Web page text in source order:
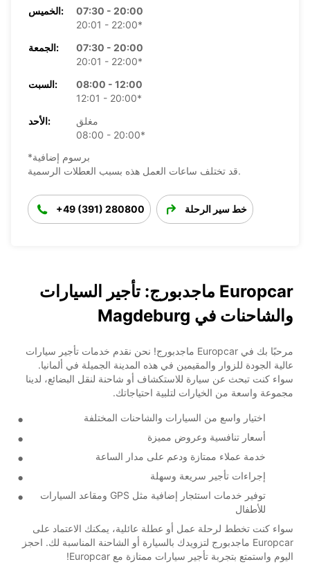
الخميس:
07:30 - 20:00
20:01 - 22:00*
الجمعة:
07:30 - 20:00
20:01 - 22:00*
السبت:
08:00 - 12:00
12:01 - 20:00*
الأحد:
مغلق
08:00 - 20:00*
*برسوم إضافية
قد تختلف ساعات العمل هذه بسبب العطلات الرسمية.
+49 (391) 280800 خط سير الرحلة
Europcar ماجدبورج: تأجير السيارات
والشاحنات في Magdeburg
مرحبًا بك في Europcar ماجدبورج! نحن نقدم خدمات تأجير سيارات
عالية الجودة للزوار والمقيمين في هذه المدينة الجميلة في ألمانيا.
سواء كنت تبحث عن سيارة للاستكشاف أو شاحنة لنقل البضائع، لدينا
مجموعة واسعة من الخيارات لتلبية احتياجاتك.
اختيار واسع من السيارات والشاحنات المختلفة
أسعار تنافسية وعروض مميزة
خدمة عملاء ممتازة ودعم على مدار الساعة
إجراءات تأجير سريعة وسهلة
توفير خدمات استئجار إضافية مثل GPS ومقاعد السيارات
للأطفال
سواء كنت تخطط لرحلة عمل أو عطلة عائلية، يمكنك الاعتماد على
Europcar ماجدبورج لتزويدك بالسيارة أو الشاحنة المناسبة لك. احجز
اليوم واستمتع بتجربة تأجير سيارات ممتازة مع Europcar!